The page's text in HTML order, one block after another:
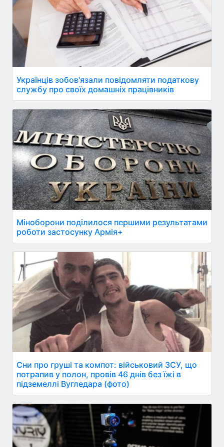
Українців зобов'язали повідомляти податкову
службу про своїх домашніх працівників
Міноборони поділилося першими результатами
роботи застосунку Армія+
Сни про груші та компот: військовий ЗСУ, що
потрапив у полон, провів 46 днів без їжі в
підземеллі Вугледара (фото)